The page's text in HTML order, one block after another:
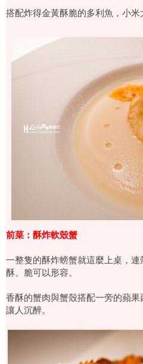
搭配炸得金黃酥脆的多利魚，小米
前菜：酥炸軟殼蟹
一整隻的酥炸螃蟹就這麼上桌，連
酥、脆可以形容。
香酥的蟹肉與蟹殼搭配一旁的蘋
讓人沉醉。